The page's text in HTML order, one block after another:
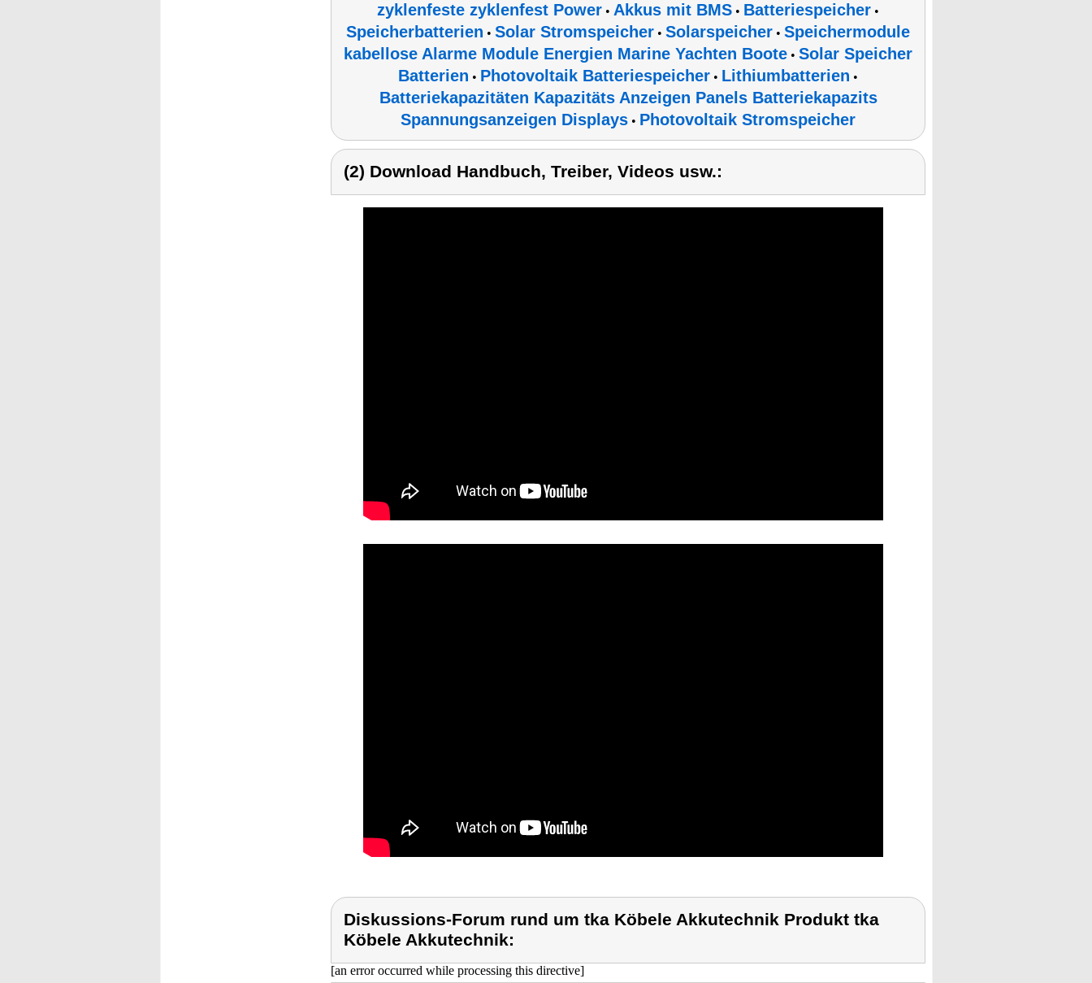
zyklenfeste zyklenfest Power • Akkus mit BMS • Batteriespeicher •
Speicherbatterien • Solar Stromspeicher • Solarspeicher • Speichermodule
kabellose Alarme Module Energien Marine Yachten Boote • Solar Speicher
Batterien • Photovoltaik Batteriespeicher • Lithiumbatterien •
Batteriekapazitäten Kapazitäts Anzeigen Panels Batteriekapazits
Spannungsanzeigen Displays • Photovoltaik Stromspeicher
(2) Download Handbuch, Treiber, Videos usw.:
Diskussions-Forum rund um tka Köbele Akkutechnik Produkt tka
Köbele Akkutechnik:
[an error occurred while processing this directive]